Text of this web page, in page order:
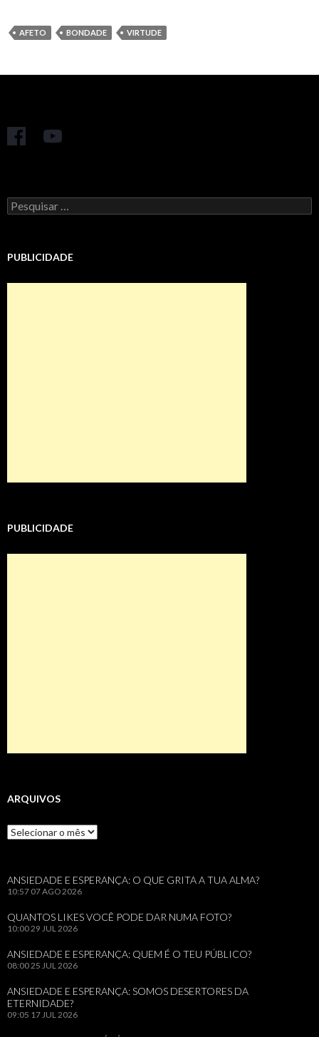
AFETO BONDADE VIRTUDE
Pesquisar
por:
PUBLICIDADE
PUBLICIDADE
ARQUIVOS
Arquivos
ANSIEDADE E ESPERANÇA: O QUE GRITA A TUA ALMA?
10:57 07 AGO 2026
QUANTOS LIKES VOCÊ PODE DAR NUMA FOTO?
10:0029 JUL 2026
ANSIEDADE E ESPERANÇA: QUEM É O TEU PÚBLICO?
08:0025 JUL 2026
ANSIEDADE E ESPERANÇA: SOMOS DESERTORES DA
ETERNIDADE?
09:05 17 JUL 2026